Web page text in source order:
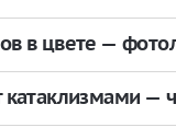
в цвете —
—